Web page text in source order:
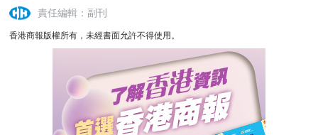
責任編輯：副刊
香港商報版權所有，未經書面允許不得使用。